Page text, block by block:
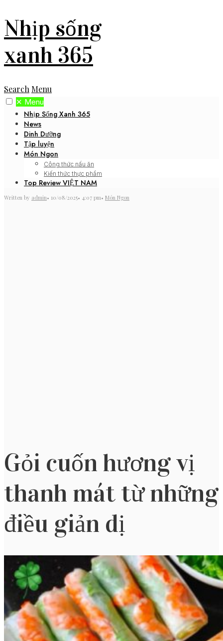
Nhịp sống
xanh 365
Search Menu
✕ Menu
Nhịp Sống Xanh 365
News
Dinh Dưỡng
Tập luyện
Món Ngon
Công thức nấu ăn
Kiến thức thực phẩm
Top Review VIỆT NAM
Written by admin• 10/08/2025• 4:07 pm• Món Ngon
Gỏi cuốn hương vị
thanh mát từ những
điều giản dị